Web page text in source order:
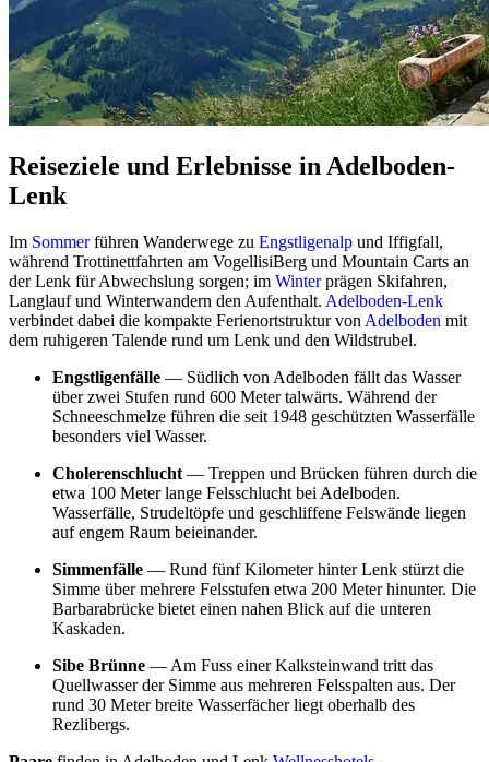
Reiseziele und Erlebnisse in Adelboden-
Lenk
Im Sommerführen Wanderwege zu Engstligenalp und Iffigfall,
während Trottinettfahrten am VogellisiBerg und Mountain Carts an
der Lenk für Abwechslung sorgen; im Winterprägen Skifahren,
Langlauf und Winterwandern den Aufenthalt. Adelboden-Lenk
verbindet dabei die kompakte Ferienortstruktur von Adelboden mit
dem ruhigeren Talende rund um Lenk und den Wildstrubel.
Engstligenfälle — Südlich von Adelboden fällt das Wasser
über zwei Stufen rund 600 Meter talwärts. Während der
Schneeschmelze führen die seit 1948 geschützten Wasserfälle
besonders viel Wasser.
Cholerenschlucht — Treppen und Brücken führen durch die
etwa 100 Meter lange Felsschlucht bei Adelboden.
Wasserfälle, Strudeltöpfe und geschliffene Felswände liegen
auf engem Raum beieinander.
Simmenfälle — Rund fünf Kilometer hinter Lenk stürzt die
Simme über mehrere Felsstufen etwa 200 Meter hinunter. Die
Barbarabrücke bietet einen nahen Blick auf die unteren
Kaskaden.
Sibe Brünne — Am Fuss einer Kalksteinwand tritt das
Quellwasser der Simme aus mehreren Felsspalten aus. Der
rund 30 Meter breite Wasserfächer liegt oberhalb des
Rezlibergs.